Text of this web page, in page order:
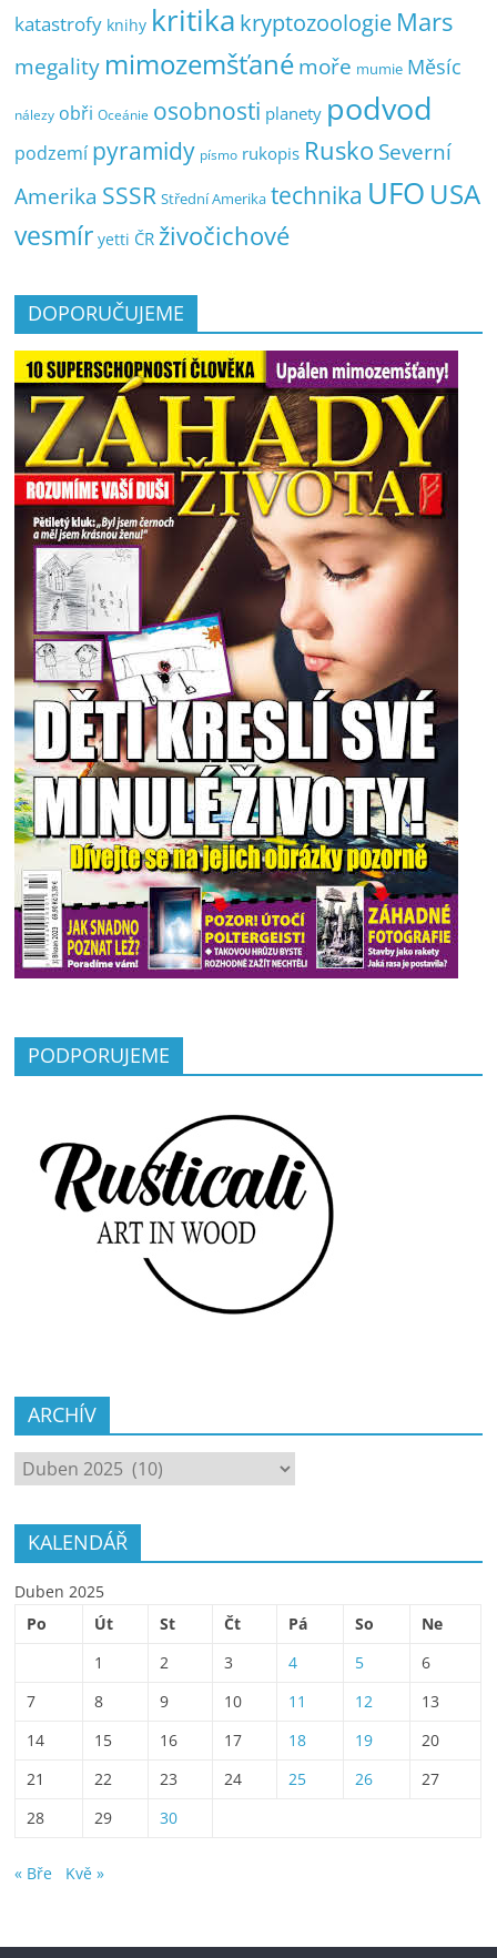
katastrofy knihy kritika kryptozoologie Mars
megality mimozemšťanémoře mumie Měsíc
nálezy obři Oceánie osobnosti planety podvod
podzemí pyramidy písmo rukopis Rusko Severní
Amerika SSSR Střední Amerika technika UFO USA
vesmír yetti ČR živočichové
DOPORUČUJEME
PODPORUJEME
ARCHÍV
ARCHÍV
KALENDÁŘ
Duben 2025
Po
Út St Čt Pá So
Ne
1
2 3 4 5
6
7
8 9 10 11 12
13
14
15 16 17 18 19
20
21
22 23 24 25 26
27
28
29 30
« Bře Kvě »